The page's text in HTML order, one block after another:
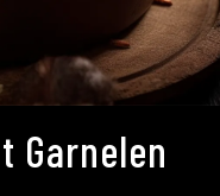
Garnelen